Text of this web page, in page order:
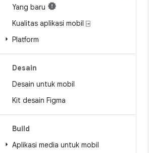
Yang baru
Kualitas aplikasi mobil ⍈
Platform
Desain
Desain untuk mobil
Kit desain Figma
Build
Aplikasi media untuk mobil